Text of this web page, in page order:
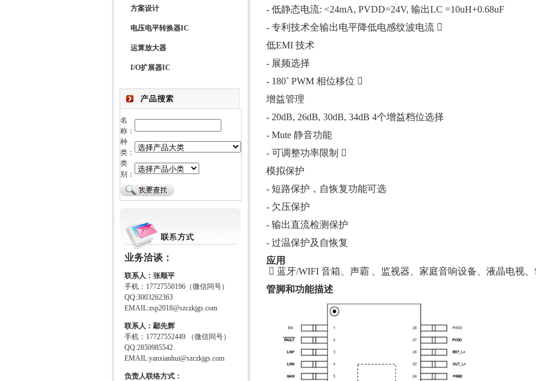
方案设计
电压电平转换器IC
运算放大器
I/O扩展器IC
名
称：
种
类：
类
别：
业务洽谈：
联系人：张顺平
手机：17727550196（微信同号）
QQ:3003262363
EMAIL:zsp2018@szczkjgs.com
联系人：鄢先辉
手机：17727552449 （微信同号）
QQ:2850985542
EMAIL:yanxianhui@szczkjgs.com
负责人联络方式：
- 低静态电流: <24mA, PVDD=24V, 输出LC =10uH+0.68uF
- 专利技术全输出电平降低电感纹波电流 
低EMI 技术
- 展频选择
- 180˚ PWM 相位移位 
增益管理
- 20dB, 26dB, 30dB, 34dB 4个增益档位选择
- Mute 静音功能
- 可调整功率限制 
模拟保护
- 短路保护，自恢复功能可选
- 欠压保护
- 输出直流检测保护
- 过温保护及自恢复
应用
 蓝牙/WIFI 音箱、声霸 、监视器、家庭音响设备、液晶电视
管脚和功能描述